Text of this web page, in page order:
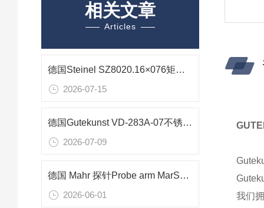
相关文章
Articles
德国Steinel SZ8020.16×076矩形弹簧在注塑模具中的技术解析
2026-07-15
德国Gutekunst VD-283A-07不锈钢压缩弹簧在精密仪器中的应用
2026-07-09
德国 Mahr 探针Probe arm MarSurf PCV 6851527直角偏移设计可测量深槽
2026-06-01
我们